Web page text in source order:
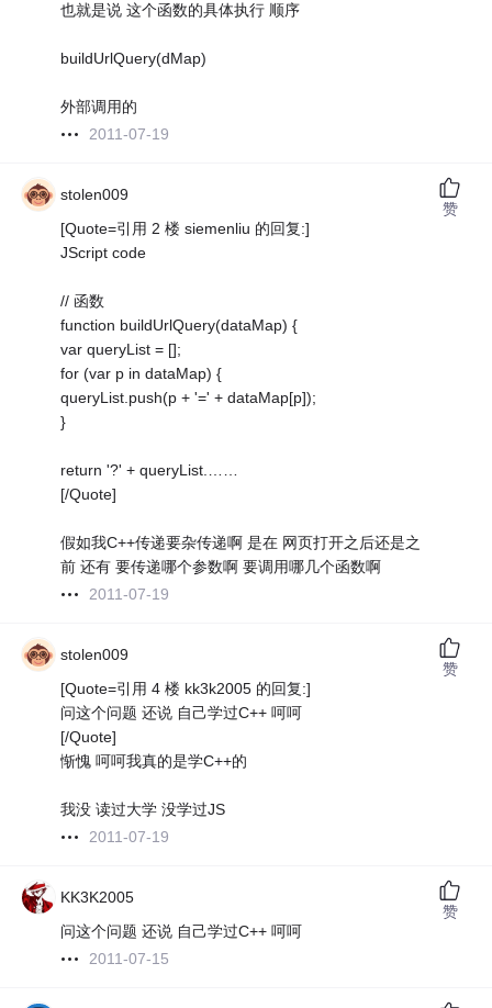
也就是说 这个函数的具体执行 顺序
buildUrlQuery(dMap)
外部调用的
2011-07-19
stolen009
[Quote=引用 2 楼 siemenliu 的回复:]
JScript code
// 函数
function buildUrlQuery(dataMap) {
var queryList = [];
for (var p in dataMap) {
queryList.push(p + '=' + dataMap[p]);
}
return '?' + queryList.……
[/Quote]
假如我C++传递要杂传递啊 是在 网页打开之后还是之
前 还有 要传递哪个参数啊 要调用哪几个函数啊
2011-07-19
赞
stolen009
[Quote=引用 4 楼 kk3k2005 的回复:]
问这个问题 还说 自己学过C++ 呵呵
[/Quote]
惭愧 呵呵我真的是学C++的
我没 读过大学 没学过JS
2011-07-19
赞
KK3K2005
问这个问题 还说 自己学过C++ 呵呵
2011-07-15
赞